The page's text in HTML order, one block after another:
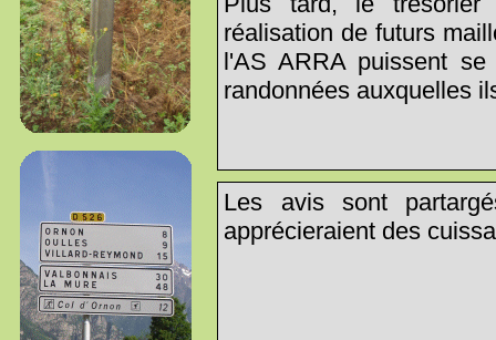
réalisation de futurs
l'AS ARRA puissent
randonnées auxquelles
Les avis sont
apprécieraient des